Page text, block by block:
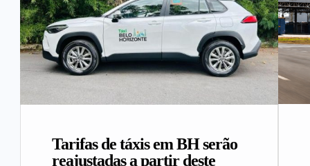
Tarifas de táxis em BH serão
reajustadas a partir deste